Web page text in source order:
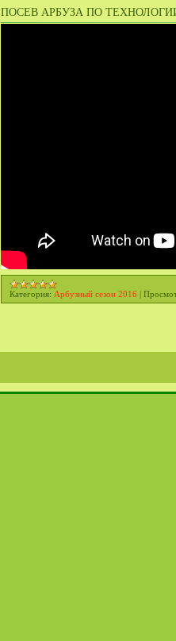
ПОСЕВ АРБУЗА ПО ТЕХНОЛОГИИ
Категория: Арбузный сезон 2016 |